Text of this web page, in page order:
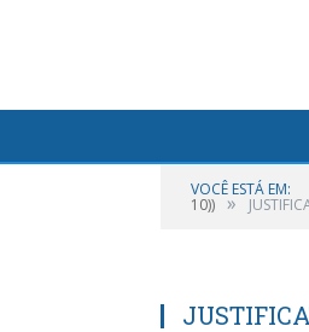
VOCÊ ESTÁ EM:
10)) »